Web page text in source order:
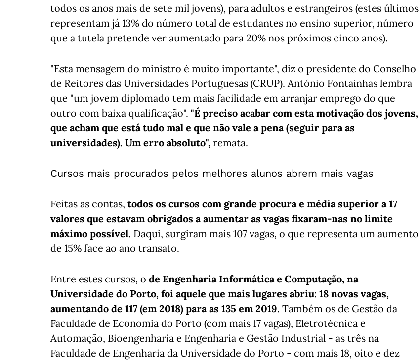
todos os anos mais de sete mil jovens), para adultos e estrangeiros (estes últimos
representam já 13% do número total de estudantes no ensino superior, número
que a tutela pretende ver aumentado para 20% nos próximos cinco anos).
"Esta mensagem do ministro é muito importante", diz o presidente do Conselho
de Reitores das Universidades Portuguesas (CRUP). António Fontainhas lembra
que "um jovem diplomado tem mais facilidade em arranjar emprego do que
outro com baixa qualificação". "É preciso acabar com esta motivação dos jovens,
que acham que está tudo mal e que não vale a pena (seguir para as
universidades). Um erro absoluto", remata.
Cursos mais procurados pelos melhores alunos abrem mais vagas
Feitas as contas, todos os cursos com grande procura e média superior a 17
valores que estavam obrigados a aumentar as vagas fixaram-nas no limite
máximo possível. Daqui, surgiram mais 107 vagas, o que representa um aumento
de 15% face ao ano transato.
Entre estes cursos, o de Engenharia Informática e Computação, na
Universidade do Porto, foi aquele que mais lugares abriu: 18 novas vagas,
aumentando de 117 (em 2018) para as 135 em 2019. Também os de Gestão da
Faculdade de Economia do Porto (com mais 17 vagas), Eletrotécnica e
Automação, Bioengenharia e Engenharia e Gestão Industrial - as três na
Faculdade de Engenharia da Universidade do Porto - com mais 18, oito e dez